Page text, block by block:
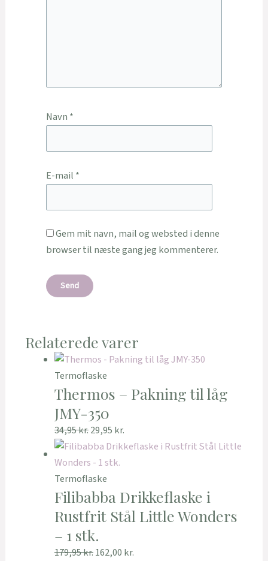
Navn *
E-mail *
Gem mit navn, mail og websted i denne
browser til næste gang jeg kommenterer.
Relaterede varer
Termoflaske
Thermos – Pakning til låg
JMY-350
34,95kr.29,95 kr.
Termoflaske
Filibabba Drikkeflaske i
Rustfrit Stål Little Wonders
– 1 stk.
179,95kr.162,00 kr.